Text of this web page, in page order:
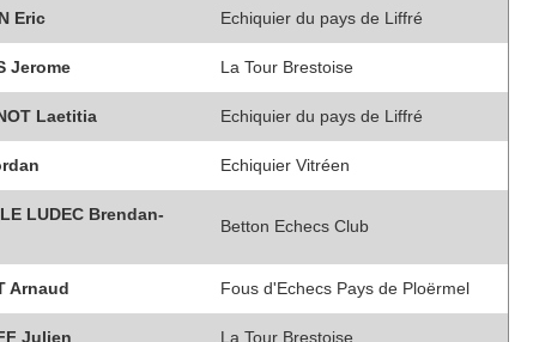
Eric Echiquier du pays de Liffré
Jerome La Tour Brestoise
Laetitia Echiquier du pays de Liffré
Echiquier Vitréen
LUDEC Brendan-
Betton Echecs Club
Arnaud Fous d'Echecs Pays de Ploërmel
Julien La Tour Brestoise